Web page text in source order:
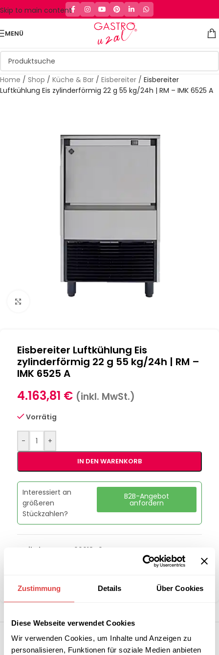
Zustimmung Details Über Cookies
Diese Webseite verwendet Cookies
Wir verwenden Cookies, um Inhalte und Anzeigen zu
personalisieren, Funktionen für soziale Medien anbieten
Skip to main content
MENÜ
Home / Shop / Küche & Bar / Eisbereiter / Eisbereiter
Luftkühlung Eis zylinderförmig 22 g 55 kg/24h | RM – IMK 6525 A
Eisbereiter Luftkühlung Eis
zylinderförmig 22 g 55 kg/24h | RM –
IMK 6525 A
4.163,81 € (inkl. MwSt.)
Vorrätig
- +
IN DEN WARENKORB
Interessiert an
größeren
Stückzahlen?
B2B-Angebot
anfordern
Artikelnummer: 00018494
Teilen: